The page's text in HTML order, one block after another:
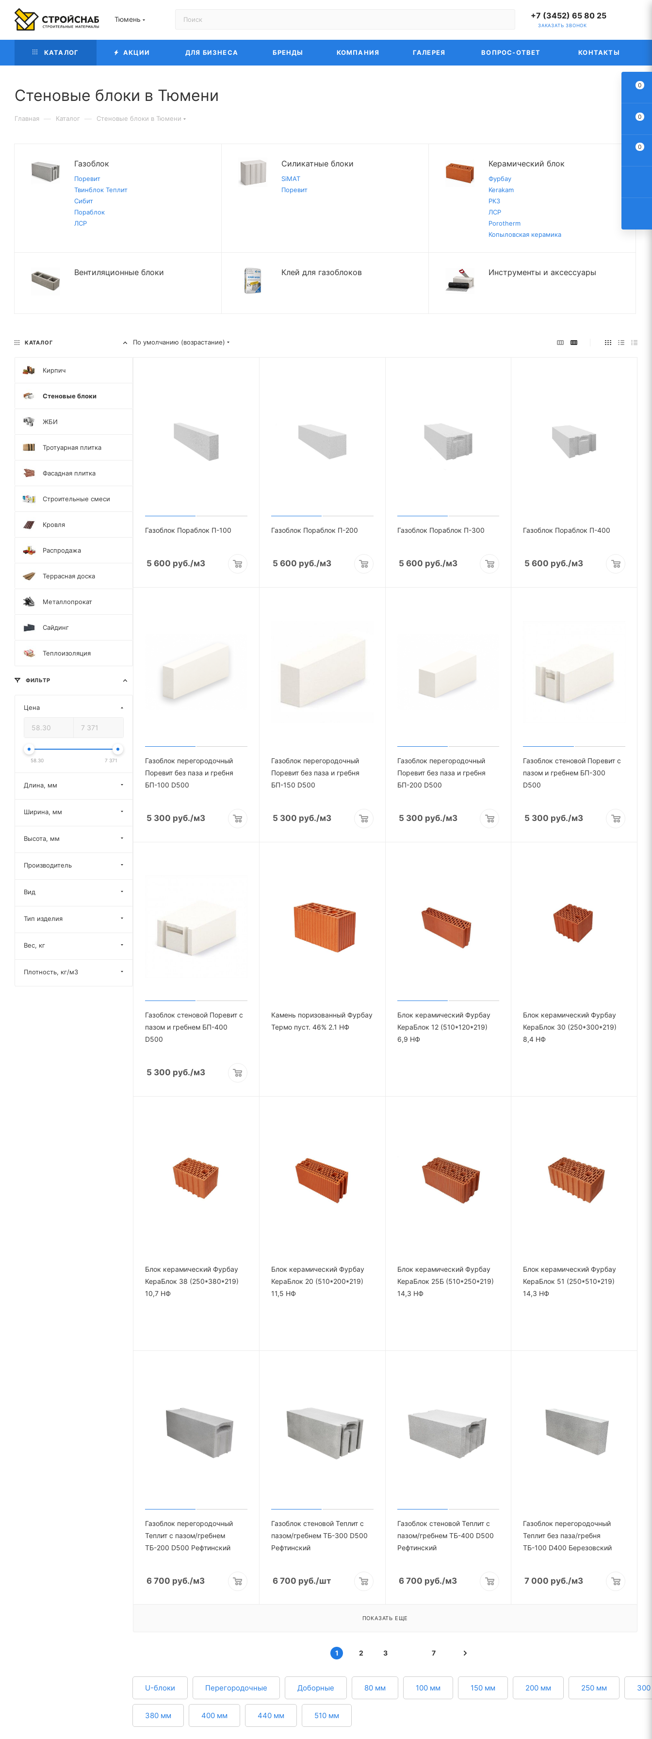
Тюмень +7 (3452) 65 80 25
ЗАКАЗАТЬ ЗВОНОК
КАТАЛОГ АКЦИИ ДЛЯ БИЗНЕСА БРЕНДЫ КОМПАНИЯ ГАЛЕРЕЯ ВОПРОС-ОТВЕТ КОНТАКТЫ
Cтеновые блоки в Тюмени
Главная — Каталог — Cтеновые блоки в Тюмени
Газоблок
Поревит
Твинблок Теплит
Сибит
Пораблок
ЛСР
Силикатные блоки
SiMAT
Поревит
Керамический блок
Фурбау
Kerakam
РКЗ
ЛСР
Porotherm
Копыловская керамика
Вентиляционные блоки Клей для газоблоков Инструменты и аксессуары
По умолчанию (возрастание)
Газоблок Пораблок П-100
5 600 руб./м3
Газоблок Пораблок П-200
5 600 руб./м3
Газоблок Пораблок П-300
5 600 руб./м3
Газоблок Пораблок П-400
5 600 руб./м3
Газоблок перегородочный
Поревит без паза и гребня
БП-100 D500
5 300 руб./м3
Газоблок перегородочный
Поревит без паза и гребня
БП-150 D500
5 300 руб./м3
Газоблок перегородочный
Поревит без паза и гребня
БП-200 D500
5 300 руб./м3
Газоблок стеновой Поревит с
пазом и гребнем БП-300
D500
5 300 руб./м3
Газоблок стеновой Поревит с
пазом и гребнем БП-400
D500
5 300 руб./м3
Камень поризованный Фурбау
Термо пуст. 46% 2.1 НФ
Блок керамический Фурбау
КераБлок 12 (510*120*219)
6,9 НФ
Блок керамический Фурбау
КераБлок 30 (250*300*219)
8,4 НФ
Блок керамический Фурбау
КераБлок 38 (250*380*219)
10,7 НФ
Блок керамический Фурбау
КераБлок 20 (510*200*219)
11,5 НФ
Блок керамический Фурбау
КераБлок 25Б (510*250*219)
14,3 НФ
Блок керамический Фурбау
КераБлок 51 (250*510*219)
14,3 НФ
Газоблок перегородочный
Теплит с пазом/гребнем
ТБ-200 D500 Рефтинский
6 700 руб./м3
Газоблок стеновой Теплит с
пазом/гребнем ТБ-300 D500
Рефтинский
6 700 руб./шт
Газоблок стеновой Теплит с
пазом/гребнем ТБ-400 D500
Рефтинский
6 700 руб./м3
Газоблок перегородочный
Теплит без паза/гребня
ТБ-100 D400 Березовский
7 000 руб./м3
ПОКАЗАТЬ ЕЩЕ
1 2 3 7
U-блоки Перегородочные Доборные 80 мм 100 мм 150 мм 200 мм 250 мм
380 мм 400 мм 440 мм 510 мм
КАТАЛОГ
Кирпич
Стеновые блоки
ЖБИ
Тротуарная плитка
Фасадная плитка
Строительные смеси
Кровля
Распродажа
Террасная доска
Металлопрокат
Сайдинг
Теплоизоляция
ФИЛЬТР
Цена
58.30 7 371
Длина, мм
Ширина, мм
Высота, мм
Производитель
Вид
Тип изделия
Вес, кг
Плотность, кг/м3
0
0
0